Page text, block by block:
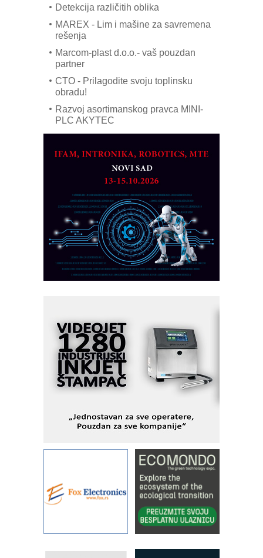
Detekcija različitih oblika
MAREX - Lim i mašine za savremena
rešenja
Marcom-plast d.o.o.- vaš pouzdan
partner
CTO - Prilagodite svoju toplinsku
obradu!
Razvoj asortimanskog pravca MINI-
PLC AKYTEC
dostupan u Srbiji
MOTOMAN – NEXT-Robotika vođena
veštačkom inteligencijom
I.SAFE MOBILE revolucioniše
industrijsku automatizaciju
pionirskimmobile operator PANEL-OM
Fleksibilno stezanje i brzo
podešavanje u proizvodnji prototipova
KIP KOP – napredna rešenja za
savremene industrijske i logističke
objekte
rešenjima
IBeRTIM - oprema za ispitivanje
kontrole kvaliteta
STAUFF – Komponente koje
povećavaju pouzdanost hidrauličkih
sistema
pouzdanost u transferu fluida
rešenja za filtraciju u hidrauličkim i
procesnim sistemima
Art Utopia Studio – vizuelne priče
industrije i biznisa
RILINEX kompanije Rittal
FANUC: Najbolje za vašu pametnu
automatizaciju
Efikasno upravljanje energijom